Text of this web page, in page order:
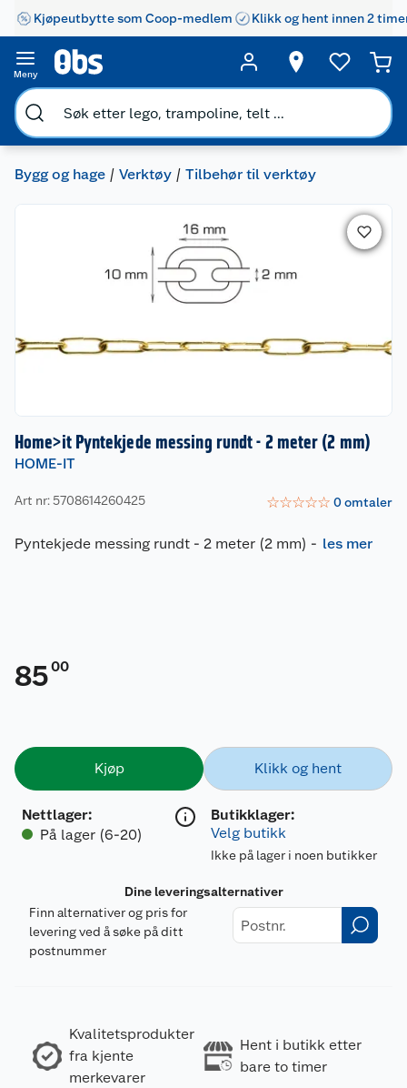
Kjøpeutbytte som Coop-medlem Klikk og hent innen 2
Meny
Bygg og hage Verktøy Tilbehør til verktøy
Home>it Pyntekjede messing rundt - 2 meter (2 mm)
HOME-IT
Art nr: 5708614260425 ☆☆☆☆☆ 0omtaler
Pyntekjede messing rundt - 2 meter (2 mm) - les mer
8500
Kjøp
Nettlager:
På lager (6-20)
Klikk og hent
Butikklager:
Velg butikk
Ikke på lager i noen butikker
Dine leveringsalternativer
Finn alternativer og pris for
levering ved å søke på ditt
postnummer
Kvalitetsprodukter
fra kjente
merkevarer
Hent i butikk etter
bare to timer